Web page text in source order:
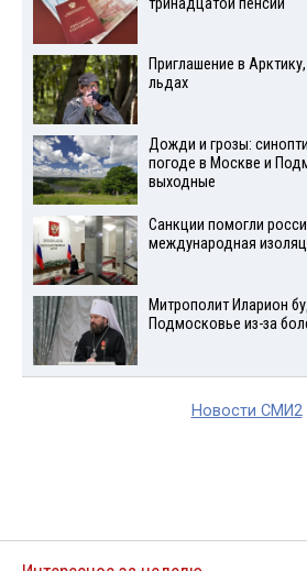
Приглашение в
льдах
Дожди и грозы:
погоде в Москве и
выходные
Санкции помогли
международная
Митрополит Иларион
Подмосковье из-за
Новости СМИ2